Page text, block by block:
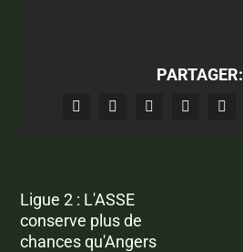
PARTAGER:
Ligue 2 : L'ASSE
conserve plus de
chances qu'Angers